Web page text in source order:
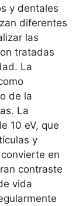
y dentales
diferentes
las
tratadas
La
de la
La
10 eV, que
y
en
contraste
vida